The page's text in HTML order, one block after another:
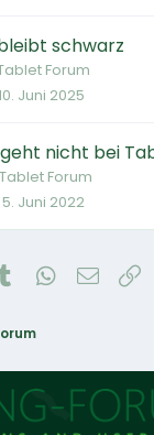
schwarz
Forum
Juni 2025
nicht bei
Forum
5. Juni 2022
Tumblr WhatsApp
E-Mail